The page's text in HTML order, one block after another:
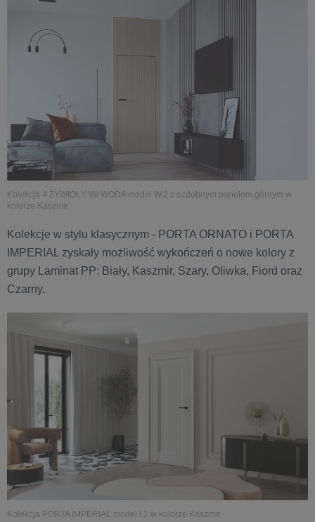
Kolekcja 4 ŻYWIOŁY W/ WODA model W.2 z ozdobnym panelem górnym w
kolorze Kaszmir
Kolekcje w stylu klasycznym - PORTA ORNATO i PORTA
IMPERIAL zyskały możliwość wykończeń o nowe kolory z
grupy Laminat PP: Biały, Kaszmir, Szary, Oliwka, Fiord oraz
Czarny.
Kolekcja PORTA IMPERIAL model I.1 w kolorze Kaszmir